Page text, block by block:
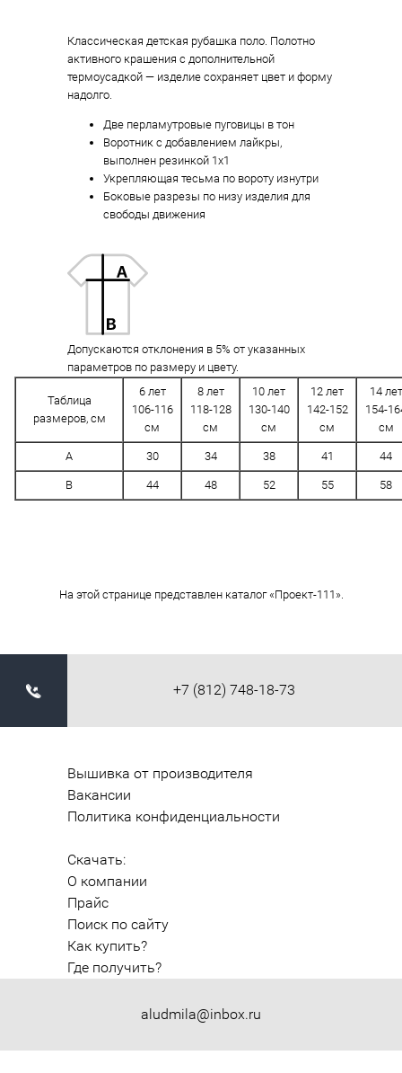
Классическая детская рубашка поло. Полотно
активного крашения с дополнительной
термоусадкой — изделие сохраняет цвет и форму
надолго.
Две перламутровые пуговицы в тон
Воротник с добавлением лайкры,
выполнен резинкой 1x1
Укрепляющая тесьма по вороту изнутри
Боковые разрезы по низу изделия для
свободы движения
Допускаются отклонения в 5% от указанных
параметров по размеру и цвету.
Таблица
размеров, см
6 лет
106-116
см
8 лет
118-128
см
10 лет
130-140
см
12 лет
142-152
см
14 лет
154-
см
A 30 34 38 41 44
B 44 48 52 55 58
На этой странице представлен каталог «Проект-111».
+7 (812) 748-18-73
aludmila@inbox.ru
Вышивка от производителя
Вакансии
Политика конфиденциальности
Скачать:
О компании
Прайс
Поиск по сайту
Как купить?
Где получить?